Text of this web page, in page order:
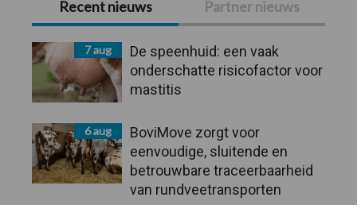
Sidebar
Recent nieuws Partner nieuws
7 aug
De speenhuid: een vaak
onderschatte risicofactor voor
mastitis
6 aug
BoviMove zorgt voor
eenvoudige, sluitende en
betrouwbare traceerbaarheid
van rundveetransporten